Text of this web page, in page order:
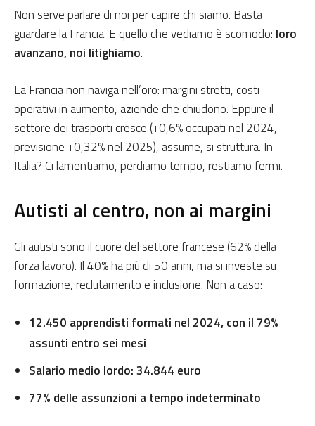
Non serve parlare di noi per capire chi siamo. Basta
guardare la Francia. E quello che vediamo è scomodo: loro
avanzano, noi litighiamo.
La Francia non naviga nell’oro: margini stretti, costi
operativi in aumento, aziende che chiudono. Eppure il
settore dei trasporti cresce (+0,6% occupati nel 2024,
previsione +0,32% nel 2025), assume, si struttura. In
Italia? Ci lamentiamo, perdiamo tempo, restiamo fermi.
Autisti al centro, non ai margini
Gli autisti sono il cuore del settore francese (62% della
forza lavoro). Il 40% ha più di 50 anni, ma si investe su
formazione, reclutamento e inclusione. Non a caso:
12.450 apprendisti formati nel 2024, con il 79%
assunti entro sei mesi
Salario medio lordo: 34.844 euro
77% delle assunzioni a tempo indeterminato